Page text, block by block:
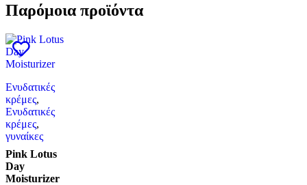
Παρόμοια προϊόντα
Ενυδατικές
κρέμες,
Ενυδατικές
κρέμες,
γυναίκες
Pink Lotus
Day
Moisturizer